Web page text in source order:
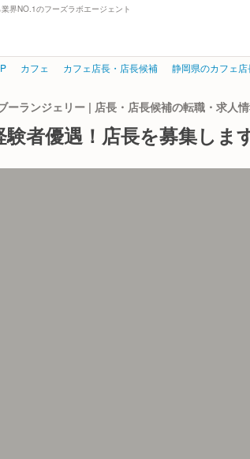
界NO.1のフーズラボエージェント
カフェ カフェ店長・店長候補 静岡県のカフェ
ーランジェリー | 店長・店長候補の転職・求人
者優遇！店長を募集しま